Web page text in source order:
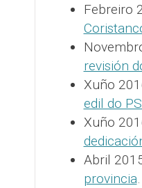
Febreiro
revisión
Xuño
edil do
Xuño
Abril
provincia